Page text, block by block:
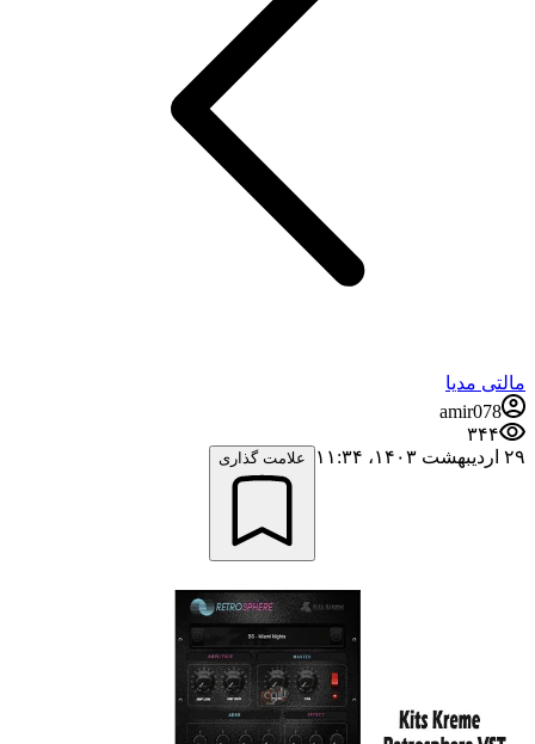
مالتی مدیا
amir078
۳۴۴
۲۹ اردیبهشت ۱۴۰۳،‏ ۱۱:۳۴
علامت گذاری